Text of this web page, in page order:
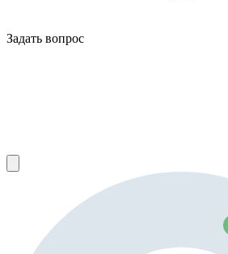
Задать вопрос